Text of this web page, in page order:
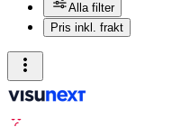
Alla filter
Pris inkl. frakt